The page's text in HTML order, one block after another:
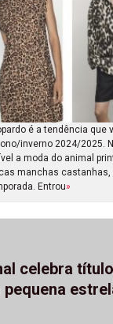
é a tendência que
inverno 2024/2025.
a moda do animal
manchas castanhas,
Entrou»
celebra